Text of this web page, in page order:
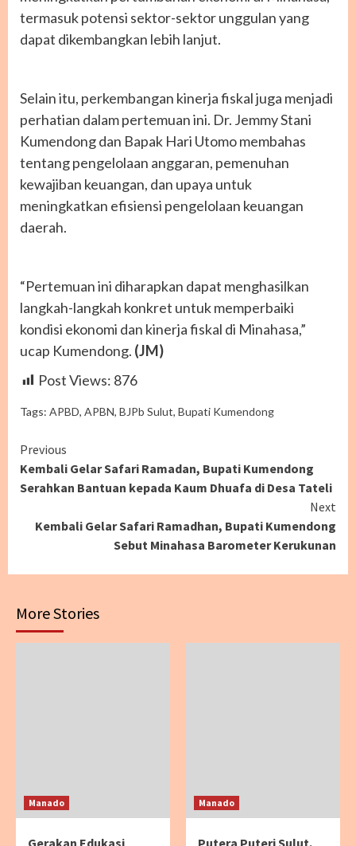
termasuk potensi sektor-sektor unggulan yang
dapat dikembangkan lebih lanjut.
Selain itu, perkembangan kinerja fiskal juga menjadi
perhatian dalam pertemuan ini. Dr. Jemmy Stani
Kumendong dan Bapak Hari Utomo membahas
tentang pengelolaan anggaran, pemenuhan
kewajiban keuangan, dan upaya untuk
meningkatkan efisiensi pengelolaan keuangan
daerah.
“Pertemuan ini diharapkan dapat menghasilkan
langkah-langkah konkret untuk memperbaiki
kondisi ekonomi dan kinerja fiskal di Minahasa,”
ucap Kumendong. (JM)
Post Views: 876
Tags: APBD, APBN, BJPb Sulut, Bupati Kumendong
Continue
Reading
Previous
Kembali Gelar Safari Ramadan, Bupati Kumendong
Serahkan Bantuan kepada Kaum Dhuafa di Desa Tateli
Next
Kembali Gelar Safari Ramadhan, Bupati Kumendong
Sebut Minahasa Barometer Kerukunan
More Stories
Manado
Gerakan Edukasi
Manado
Putera Puteri Sulut,